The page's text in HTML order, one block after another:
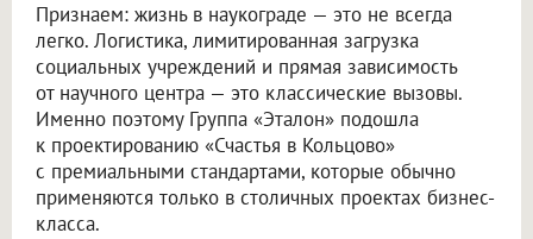
Признаем: жизнь в наукограде — это не всегда
легко. Логистика, лимитированная загрузка
социальных учреждений и прямая зависимость
от научного центра — это классические вызовы.
Именно поэтому Группа «Эталон» подошла
к проектированию «Счастья в Кольцово»
с премиальными стандартами, которые обычно
применяются только в столичных проектах бизнес-
класса.